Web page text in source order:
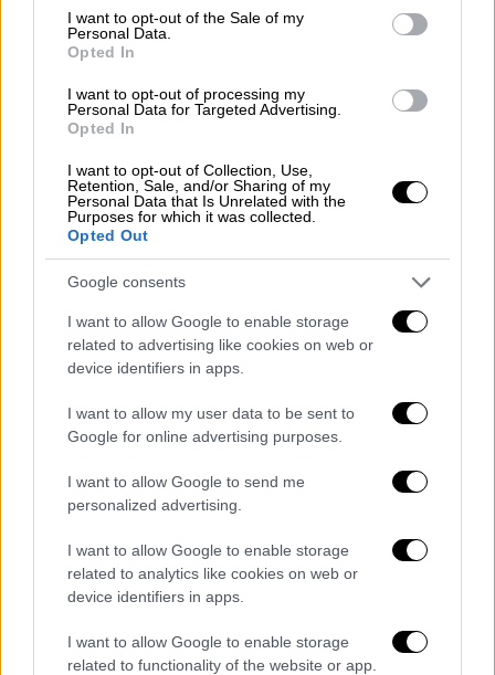
consent section.
I want to opt-out of the Sale of my
Personal Data.
Opted In
I want to opt-out of processing my
Personal Data for Targeted Advertising.
Opted In
I want to opt-out of Collection, Use,
Retention, Sale, and/or Sharing of my
Personal Data that Is Unrelated with the
Purposes for which it was collected.
Opted Out
Google consents
I want to allow Google to enable storage
related to advertising like cookies on web or
device identifiers in apps.
I want to allow my user data to be sent to
Google for online advertising purposes.
I want to allow Google to send me
personalized advertising.
I want to allow Google to enable storage
related to analytics like cookies on web or
device identifiers in apps.
I want to allow Google to enable storage
related to functionality of the website or app.
Οικονομία|02.11.2022 10:42
βήμα η λειτουργία του e-katanalotis - Οι
τιμοκατάλογοι με τα προϊόντα σε 13
αλυσίδες σούπερ μάρκετ
Η σύγκριση των τιμών γίνεται είτε μέσω
της εφραμογής e-katanalotis, είτε μέσα από
τα application